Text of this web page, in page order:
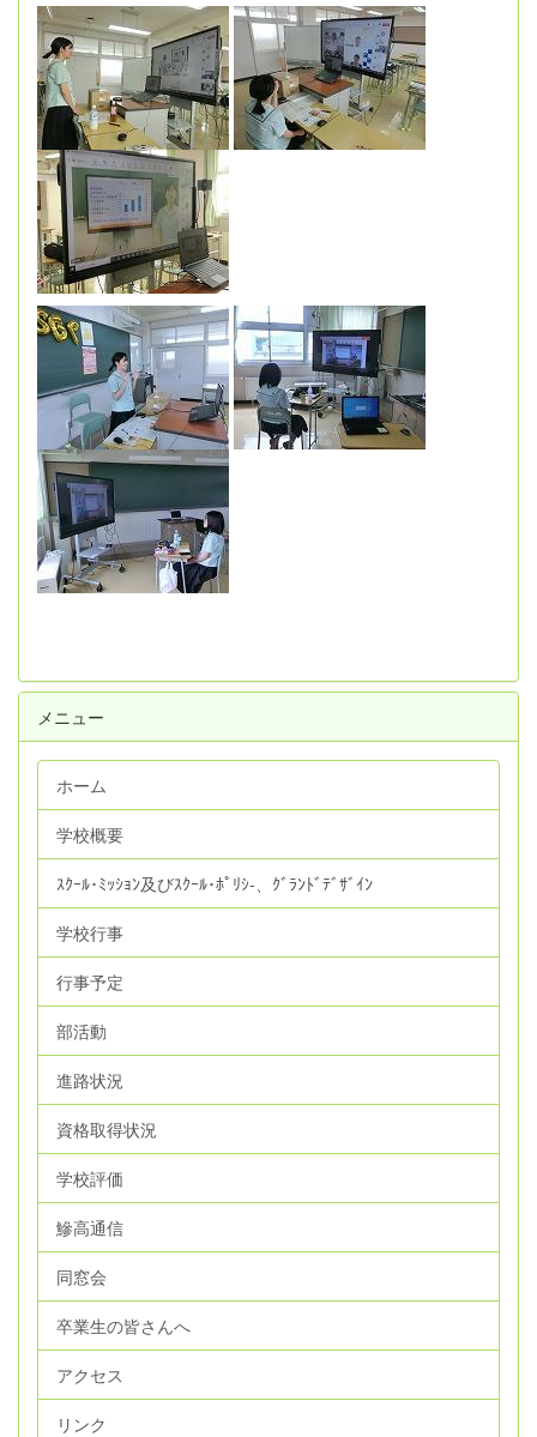
メニュー
ホーム
学校概要
ｽｸｰﾙ･ﾐｯｼｮﾝ及びｽｸｰﾙ･ﾎﾟﾘｼ‐、ｸﾞﾗﾝﾄﾞﾃﾞｻﾞｲﾝ
学校行事
行事予定
部活動
進路状況
資格取得状況
学校評価
鰺高通信
同窓会
卒業生の皆さんへ
アクセス
リンク